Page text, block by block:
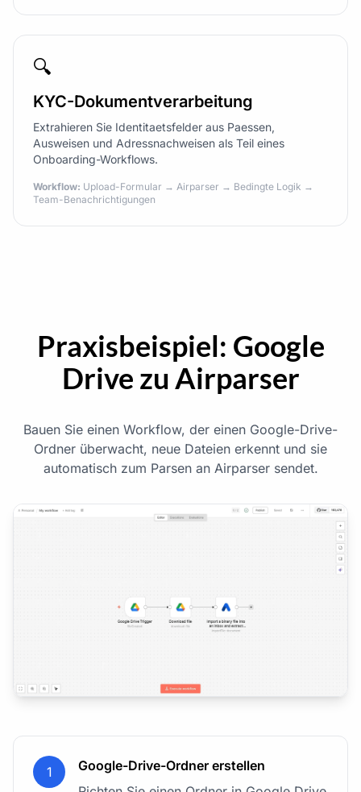
🔍
KYC-Dokumentverarbeitung
Extrahieren Sie Identitaetsfelder aus Paessen,
Ausweisen und Adressnachweisen als Teil eines
Onboarding-Workflows.
Workflow: Upload-Formular → Airparser → Bedingte Logik →
Team-Benachrichtigungen
Praxisbeispiel: Google
Drive zu Airparser
Bauen Sie einen Workflow, der einen Google-Drive-
Ordner überwacht, neue Dateien erkennt und sie
automatisch zum Parsen an Airparser sendet.
1
Google-Drive-Ordner erstellen